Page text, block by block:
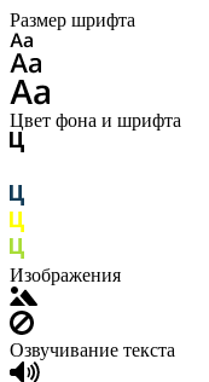
Размер шрифта
Цвет фона и шрифта
Изображения
Озвучивание текста